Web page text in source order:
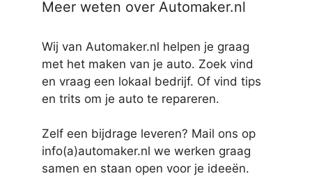
Meer weten over Automaker.nl
Wij van Automaker.nl helpen je graag
met het maken van je auto. Zoek vind
en vraag een lokaal bedrijf. Of vind tips
en trits om je auto te repareren.
Zelf een bijdrage leveren? Mail ons op
info(a)automaker.nl we werken graag
samen en staan open voor je ideeën.